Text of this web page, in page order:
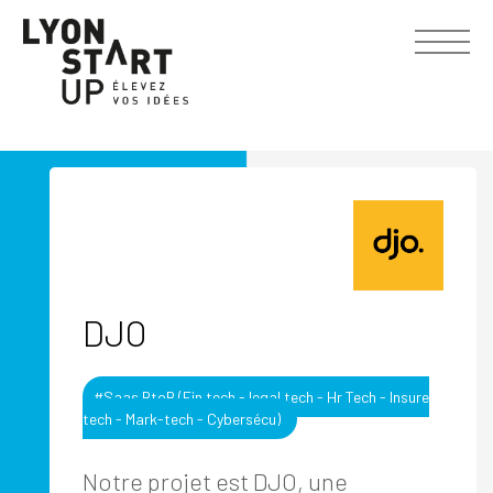
DJO
#Saas BtoB (Fin tech - legal tech - Hr Tech - Insure
tech - Mark-tech - Cybersécu)
Notre projet est DJO, une